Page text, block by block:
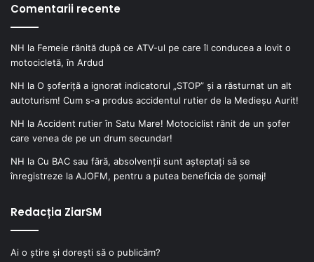
Comentarii recente
NH la Femeie rănită după ce ATV-ul pe care îl conducea a lovit o
motocicletă, în Ardud
NH la O șoferiță a ignorat indicatorul „STOP” și a răsturnat un alt
autoturism! Cum s-a produs accidentul rutier de la Medieșu Aurit!
NH la Accident rutier în Satu Mare! Motociclist rănit de un șofer
care venea de pe un drum secundar!
NH la Cu BAC sau fără, absolvenții sunt așteptați să se
înregistreze la AJOFM, pentru a putea beneficia de șomaj!
Redacția ZiarSM
Ai o știre și dorești să o publicăm?